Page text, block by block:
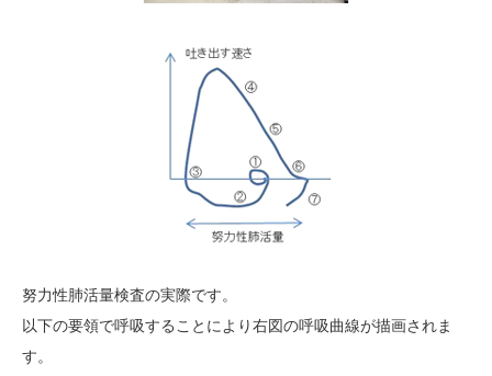
努力性肺活量検査の実際です。
以下の要領で呼吸することにより右図の呼吸曲線が描画されま
す。